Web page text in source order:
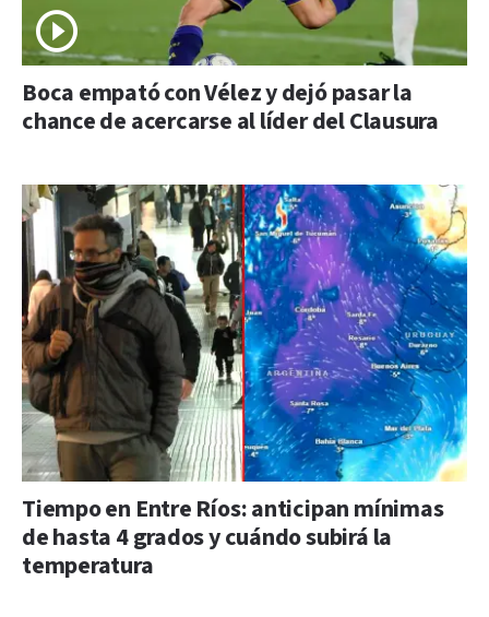
Boca empató con Vélez y dejó pasar la
chance de acercarse al líder del Clausura
Tiempo en Entre Ríos: anticipan mínimas
de hasta 4 grados y cuándo subirá la
temperatura